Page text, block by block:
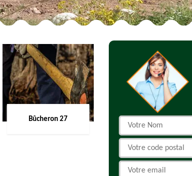
Bûcheron 27